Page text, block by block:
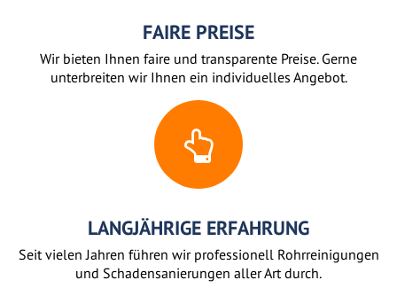
FAIRE PREISE
Wir bieten Ihnen faire und transparente Preise. Gerne
unterbreiten wir Ihnen ein individuelles Angebot.
LANGJÄHRIGE ERFAHRUNG
Seit vielen Jahren führen wir professionell Rohrreinigungen
und Schadensanierungen aller Art durch.